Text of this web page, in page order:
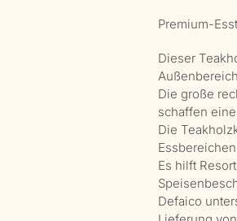
Premium-
Dieser
Die große
schaffen
Die
Es hilft
Defaico